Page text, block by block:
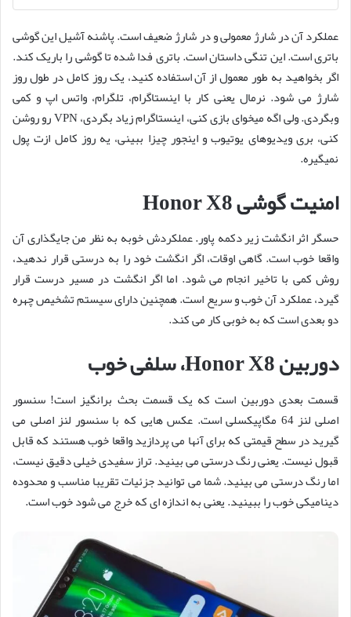
عملکرد آن در شارژ معمولی و در شارژ ضعیف است. پاشنه آشیل این گوشی
باتری است. این تنگی داستان است. باتری فدا شده تا گوشی را باریک کند.
اگر بخواهید به طور معمول از آن استفاده کنید، یک روز کامل در طول روز
شارژ می شود. نرمال یعنی کار با اینستاگرام، تلگرام، واتس اپ و کمی
وبگردی. ولی اگه میخوای بازی کنی، اینستاگرام زیاد بگردی، VPN رو روشن
کنی، بری ویدیوهای یوتیوب و اینجور چیزا ببینی، یه روز کامل ازت پول
نمیگیره.
امنیت گوشی Honor X8
حسگر اثر انگشت زیر دکمه پاور. عملکردش خوبه به نظر من جایگذاری آن
واقعا خوب است. گاهی اوقات، اگر انگشت خود را به درستی قرار ندهید،
روش کمی با تاخیر انجام می شود. اما اگر انگشت در مسیر درست قرار
گیرد، عملکرد آن خوب و سریع است. همچنین دارای سیستم تشخیص چهره
دو بعدی است که به خوبی کار می کند.
دوربین Honor X8، سلفی خوب
قسمت بعدی دوربین است که یک قسمت بحث برانگیز است! سنسور
اصلی لنز 64 مگاپیکسلی است. عکس هایی که با سنسور لنز اصلی می
گیرید در سطح قیمتی که برای آنها می پردازید واقعا خوب هستند که قابل
قبول نیست. یعنی رنگ درستی می بینید. تراز سفیدی خیلی دقیق نیست،
اما رنگ درستی می بینید. شما می توانید جزئیات تقریبا مناسب و محدوده
دینامیکی خوب را ببینید. یعنی به اندازه ای که خرج می شود خوب است.